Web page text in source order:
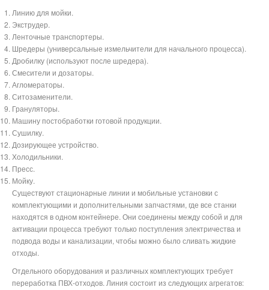
Линию для мойки.
Экструдер.
Ленточные транспортеры.
Шредеры (универсальные измельчители для начального процесса).
Дробилку (используют после шредера).
Смесители и дозаторы.
Агломераторы.
Ситозаменители.
Грануляторы.
Машину постобработки готовой продукции.
Сушилку.
Дозирующее устройство.
Холодильники.
Пресс.
Мойку.
Существуют стационарные линии и мобильные установки с
комплектующими и дополнительными запчастями, где все станки
находятся в одном контейнере. Они соединены между собой и для
активации процесса требуют только поступления электричества и
подвода воды и канализации, чтобы можно было сливать жидкие
отходы.
Отдельного оборудования и различных комплектующих требует
переработка ПВХ-отходов. Линия состоит из следующих агрегатов: